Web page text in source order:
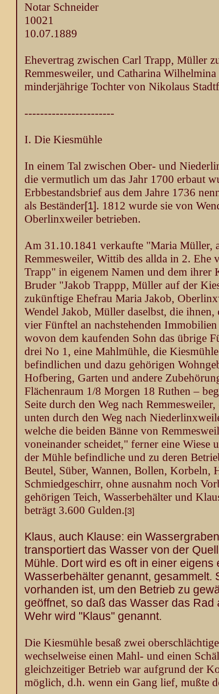
Notar Schneider
10021
10.07.1889
Ehevertrag zwischen Carl Trapp, Müller
Remmesweiler, und Catharina
minderjährige Tochter von Nikolaus
-----------------------
I. Die Kiesmühle
In einem Tal zwischen Ober- und
die vermutlich um das Jahr 1700 erbaut
Erbbestandsbrief aus dem Jahre 1736
als Beständer[1]. 1812 wurde sie von
Oberlinxweiler betrieben.
Am 31.10.1841 verkaufte "Maria Müller,
Remmesweiler, Wittib des allda in 2. Ehe
Trapp" in eigenem Namen und dem ihrer
Bruder "Jakob Trappp, Müller auf der
zukünftige Ehefrau Maria Jakob,
Wendel Jakob, Müller daselbst, die
vier Fünftel an nachstehenden
wovon dem kaufenden Sohn das übrige
drei No 1, eine Mahlmühle, die
befindlichen und dazu gehörigen
Hofbering, Garten und andere
Flächenraum 1/8 Morgen 18 Ruthen –
Seite durch den Weg nach
unten durch den Weg nach
welche die beiden Bänne von
voneinander scheidet," ferner eine Wiese
der Mühle befindliche und zu deren
Beutel, Süber, Wannen, Bollen, Korbeln,
Schmiedgeschirr, ohne ausnahm noch
gehörigen Teich, Wasserbehälter und
beträgt 3.600 Gulden.[3]
Klaus, auch Klause: ein
transportiert das Wasser von der
Mühle. Dort wird es oft in einer
Wasserbehälter genannt, gesammelt.
vorhanden ist, um den Betrieb zu
geöffnet, so daß das Wasser das
Wehr wird "Klaus" genannt.
Die Kiesmühle besaß zwei
wechselweise einen Mahl- und einen
gleichzeitiger Betrieb war aufgrund der
möglich, d.h. wenn ein Gang lief, mußte